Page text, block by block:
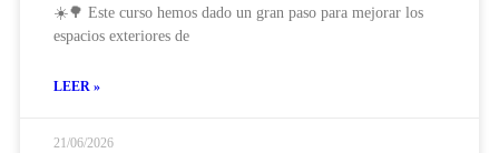
☀️🌳 Este curso hemos dado un gran paso para mejorar los
espacios exteriores de
LEER »
21/06/2026